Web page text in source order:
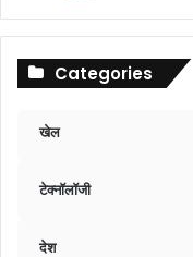
Categories
खेल
टेक्नॉलॉजी
देश